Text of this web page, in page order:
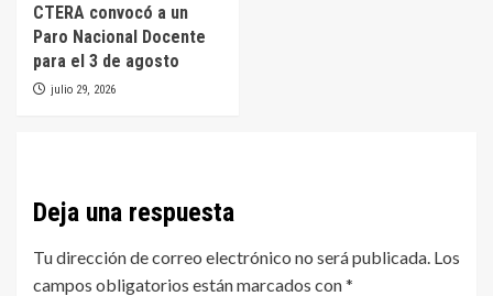
CTERA convocó a un
Paro Nacional Docente
para el 3 de agosto
julio 29, 2026
Deja una respuesta
Tu dirección de correo electrónico no será publicada. Los
campos obligatorios están marcados con*